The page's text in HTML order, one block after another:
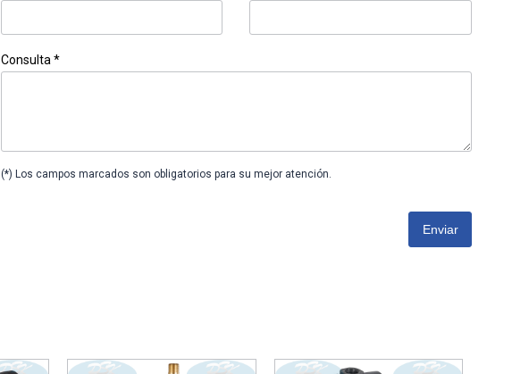
Consulta *
(*) Los campos marcados son obligatorios para su mejor atención.
Enviar